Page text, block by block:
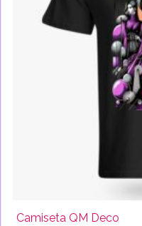
Camiseta QM Deco